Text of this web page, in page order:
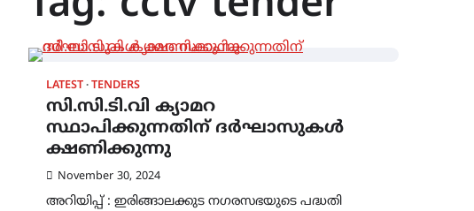
LATEST TENDERS
സി.സി.ടി.വി ക്യാമറ
സ്ഥാപിക്കുന്നതിന് ദർഘാസുകൾ
ക്ഷണിക്കുന്നു
November 30, 2024
അറിയിപ്പ് : ഇരിങ്ങാലക്കുട നഗരസഭയുടെ പദ്ധതി